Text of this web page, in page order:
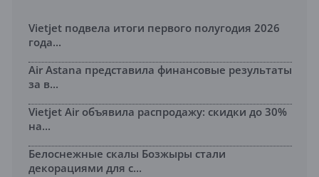
Vietjet подвела итоги первого полугодия 2026
года...
Air Astana представила финансовые результаты
за в...
Vietjet Air объявила распродажу: скидки до 30%
на...
Белоснежные скалы Бозжыры стали
декорациями для с...